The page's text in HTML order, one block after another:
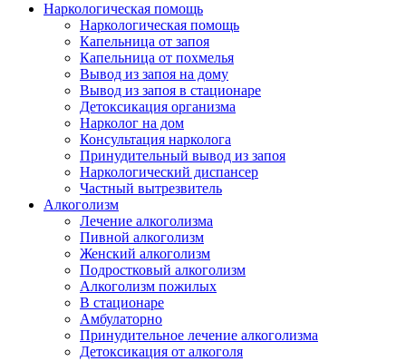
Наркологическая помощь
Наркологическая помощь
Капельница от запоя
Капельница от похмелья
Вывод из запоя на дому
Вывод из запоя в стационаре
Детоксикация организма
Нарколог на дом
Консультация нарколога
Принудительный вывод из запоя
Наркологический диспансер
Частный вытрезвитель
Алкоголизм
Лечение алкоголизма
Пивной алкоголизм
Женский алкоголизм
Подростковый алкоголизм
Алкоголизм пожилых
В стационаре
Амбулаторно
Принудительное лечение алкоголизма
Детоксикация от алкоголя